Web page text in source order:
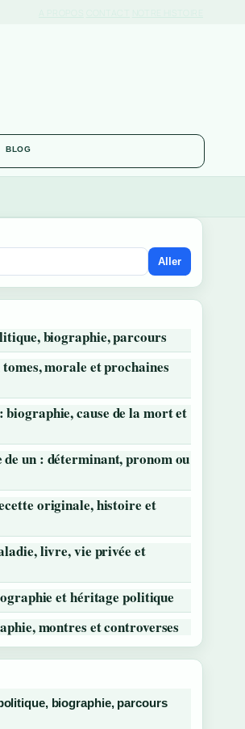
BLOG
Aller
biographie, parcours
morale et prochaines
cause de la mort et
un : déterminant, pronom ou
originale, histoire et
livre, vie privée et
et héritage politique
montres et controverses
biographie, parcours